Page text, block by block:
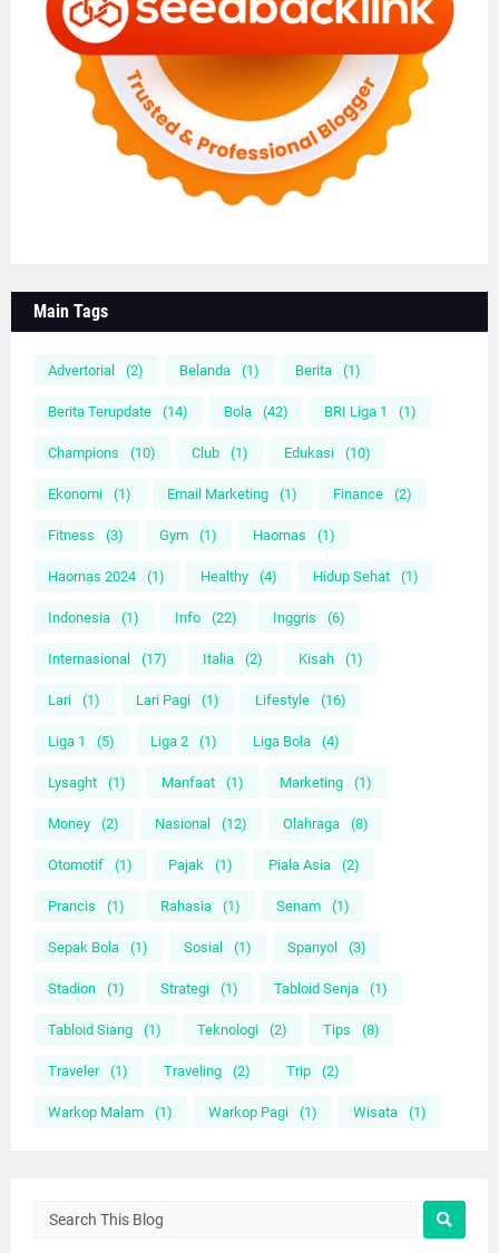
Main Tags
Advertorial (2) Belanda (1) Berita (1)
Berita Terupdate (14) Bola (42) BRI Liga 1 (1)
Champions (10) Club (1) Edukasi (10)
Ekonomi (1) Email Marketing (1) Finance (2)
Fitness (3) Gym (1) Haornas (1)
Haornas 2024 (1) Healthy (4) Hidup Sehat (1)
Indonesia (1) Info (22) Inggris (6)
Internasional (17) Italia (2) Kisah (1)
Lari (1) Lari Pagi (1) Lifestyle (16)
Liga 1 (5) Liga 2 (1) Liga Bola (4)
Lysaght (1) Manfaat (1) Marketing (1)
Money (2) Nasional (12) Olahraga (8)
Otomotif (1) Pajak (1) Piala Asia (2)
Prancis (1) Rahasia (1) Senam (1)
Sepak Bola (1) Sosial (1) Spanyol (3)
Stadion (1) Strategi (1) Tabloid Senja (1)
Tabloid Siang (1) Teknologi (2) Tips (8)
Traveler (1) Traveling (2) Trip (2)
Warkop Malam (1) Warkop Pagi (1) Wisata (1)